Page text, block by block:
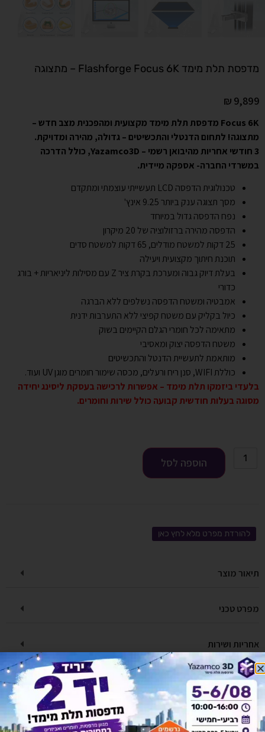
מדפסת תלת מימד Flashforge Focus 6K – מתצוגה
₪ 9,899
Focus 6K מדפסת תלת מימד מקצועית ומהפכנית מצב חדש –
מתצוגה! לתחום הדנטלי והתכשיטים – גדולה, מהירה ומדויקת.
3 חודשי אחריות מהיבואן רשמי – Yazamco3D, כולל הדרכה
במשרדי החברה- אספקה מיידית.
טכנולוגית הדפסה LCD תעשייתי עוצמתי ומתקדם
מסך תצוגה ענק ביותר 9.25 אינץ'
נפח הדפסה גדול במיוחד
הדפסה מהירה ברזולוציה של 20 מיקרון
25 דקות למשטח מודלים, 65 דקות למשטח סדים
תוכנת חיתוך מקצועית ויעילה
בעלת דיוק גבוה ומערכת בקרת ציר Z עם מסילות ליניאריות + בורג
כדורי
אמבטיה ומשטח הדפסה נשלפים ללא הברגה
כיול בקליק עם משטח קפיצי ללא התערבות ידנית
מתאימה לכל חומרי הגלם הקיימים בשוק
משטח הדפסה יצוק ומאסיבי
מותאמת לתעשיית הדנטל והתכשיטים
כוללת WIFI, סנן ריח ורעלים, מכסה שימור חומרים מוגן UV ועוד.
בלעדי ביזמקו תלת מימד – אפשרות לרכישה בעסקת ליסינג יחידה
מסוגה בעלות חודשית קבועה כולל שירות וחומרים.
הוספה לסל
להורדת מפרט מלא לחץ כאן
תיאור מוצר
מפרט טכני
אחריות ושירות
מדניות משלוחים
יש לך שאלה על המוצר?
לחץ כאן ונציגנו יחזרו אליך בהקדם!